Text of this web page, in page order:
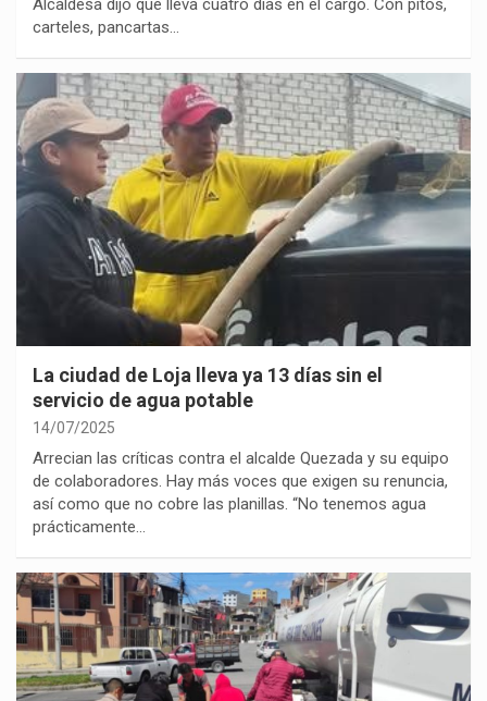
Alcaldesa dijo que lleva cuatro días en el cargo. Con pitos,
carteles, pancartas…
La ciudad de Loja lleva ya 13 días sin el
servicio de agua potable
14/07/2025
Arrecian las críticas contra el alcalde Quezada y su equipo
de colaboradores. Hay más voces que exigen su renuncia,
así como que no cobre las planillas. “No tenemos agua
prácticamente…